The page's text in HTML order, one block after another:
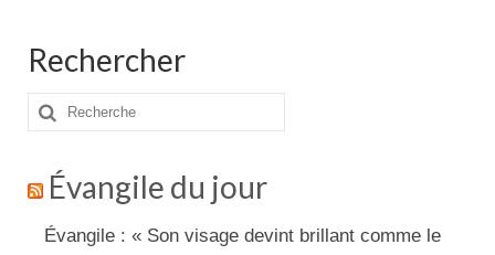
Rechercher
Rechercher
:
Évangile du jour
Évangile : « Son visage devint brillant comme le